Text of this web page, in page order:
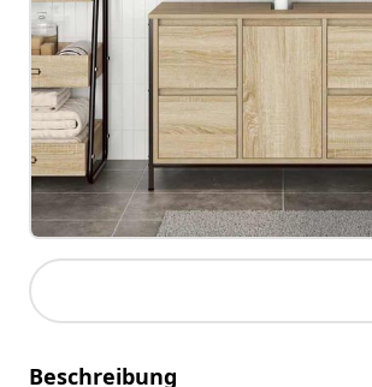
Beschreibung